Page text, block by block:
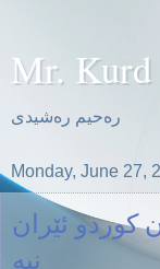
Mr. Kurd
ره‌حیم ره‌شیدی
Monday, June 27,
کوردو ئێران
نیە